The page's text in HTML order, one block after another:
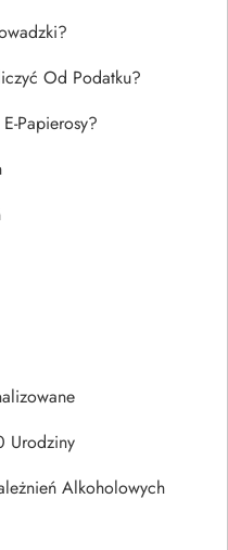
Od Podatku?
Papierosy?
Urodziny
Alkoholowych